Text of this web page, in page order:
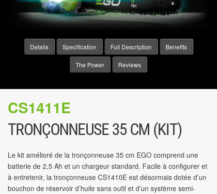
Details Specification Full Description Benefits
The Power Reviews
CS1411E
TRONÇONNEUSE 35 CM (KIT)
Le kit amélioré de la tronçonneuse 35 cm EGO comprend une
batterie de 2,5 Ah et un chargeur standard. Facile à configurer et
à entretenir, la tronçonneuse CS1410E est désormais dotée d’un
bouchon de réservoir d’huile sans outil et d’un système semi-